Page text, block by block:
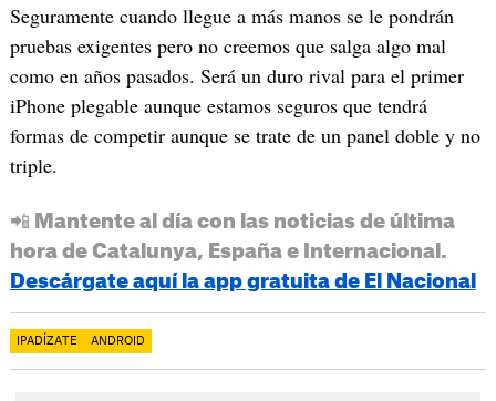
Seguramente cuando llegue a más manos se le pondrán
pruebas exigentes pero no creemos que salga algo mal
como en años pasados. Será un duro rival para el primer
iPhone plegable aunque estamos seguros que tendrá
formas de competir aunque se trate de un panel doble y no
triple.
📲 Mantente al día con las noticias de última
hora de Catalunya, España e Internacional.
Descárgate aquí la app gratuita de El Nacional
IPADÍZATE ANDROID